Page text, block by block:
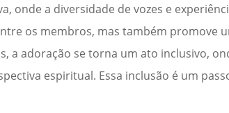
onde a diversidade de vozes e
os membros, mas também promove
a adoração se torna um ato inclusivo,
espiritual. Essa inclusão é um